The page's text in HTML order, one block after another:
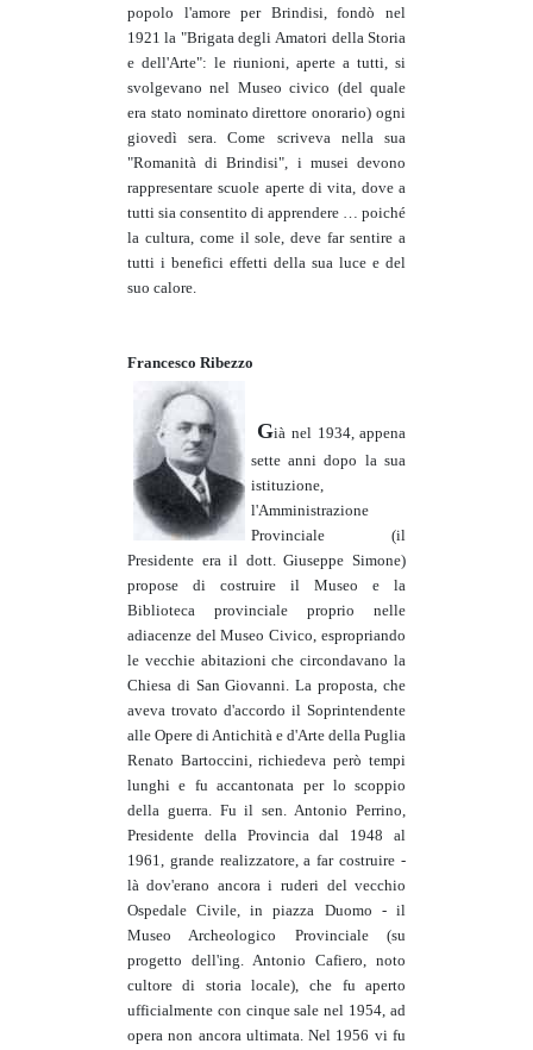
popolo l'amore per Brindisi, fondò nel
1921 la "Brigata degli Amatori della Storia
e dell'Arte": le riunioni, aperte a tutti, si
svolgevano nel Museo civico (del quale
era stato nominato direttore onorario) ogni
giovedì sera. Come scriveva nella sua
"Romanità di Brindisi", i musei devono
rappresentare scuole aperte di vita, dove a
tutti sia consentito di apprendere … poiché
la cultura, come il sole, deve far sentire a
tutti i benefici effetti della sua luce e del
suo calore.
Francesco Ribezzo
Già nel 1934, appena
sette anni dopo la sua
istituzione,
l'Amministrazione
Provinciale (il
Presidente era il dott. Giuseppe Simone)
propose di costruire il Museo e la
Biblioteca provinciale proprio nelle
adiacenze del Museo Civico, espropriando
le vecchie abitazioni che circondavano la
Chiesa di San Giovanni. La proposta, che
aveva trovato d'accordo il Soprintendente
alle Opere di Antichità e d'Arte della Puglia
Renato Bartoccini, richiedeva però tempi
lunghi e fu accantonata per lo scoppio
della guerra. Fu il sen. Antonio Perrino,
Presidente della Provincia dal 1948 al
1961, grande realizzatore, a far costruire -
là dov'erano ancora i ruderi del vecchio
Ospedale Civile, in piazza Duomo - il
Museo Archeologico Provinciale (su
progetto dell'ing. Antonio Cafiero, noto
cultore di storia locale), che fu aperto
ufficialmente con cinque sale nel 1954, ad
opera non ancora ultimata. Nel 1956 vi fu